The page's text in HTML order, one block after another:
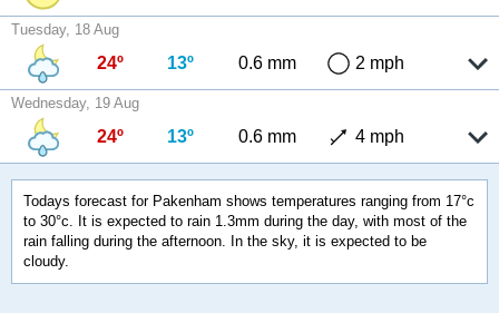
Tuesday, 18 Aug
24º 13º 0.6 mm 2 mph
Wednesday, 19 Aug
24º 13º 0.6 mm 4 mph
Todays forecast for Pakenham shows temperatures ranging from 17°c
to 30°c. It is expected to rain 1.3mm during the day, with most of the
rain falling during the afternoon. In the sky, it is expected to be
cloudy.